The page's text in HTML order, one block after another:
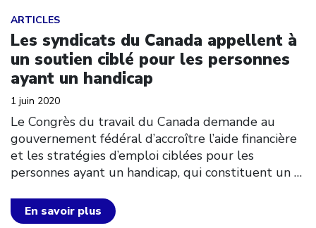
ARTICLES
Les syndicats du Canada appellent à
un soutien ciblé pour les personnes
ayant un handicap
1 juin 2020
Le Congrès du travail du Canada demande au
gouvernement fédéral d’accroître l’aide financière
et les stratégies d’emploi ciblées pour les
personnes ayant un handicap, qui constituent un …
En savoir plus